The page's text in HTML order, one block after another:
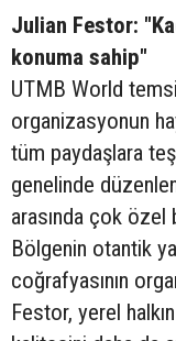
Julian Festor:
konuma sahip"
UTMB World
organizasyonun
tüm paydaşlara
genelinde
arasında çok
Bölgenin otantik
coğrafyasının
Festor, yerel